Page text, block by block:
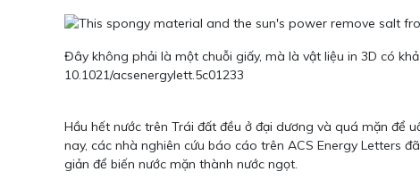
Đây không phải là một chuỗi giấy, mà là vật liệu in 3D có
10.1021/acsenergylett.5c01233
Hầu hết nước trên Trái đất đều ở đại dương và quá mặn để
nay, các nhà nghiên cứu báo cáo trên ACS Energy Letters
giản để biến nước mặn thành nước ngọt.